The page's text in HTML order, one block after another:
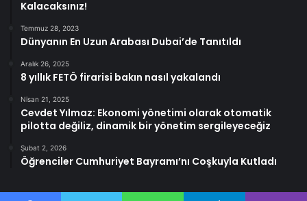
Kalacaksınız!
Temmuz 28, 2023
Dünyanın En Uzun Arabası Dubai’de Tanıtıldı
Aralık 26, 2025
8 yıllık FETÖ firarisi bakın nasıl yakalandı
Nisan 21, 2025
Cevdet Yılmaz: Ekonomi yönetimi olarak otomatik
pilotta değiliz, dinamik bir yönetim sergileyeceğiz
Şubat 2, 2026
Öğrenciler Cumhuriyet Bayramı’nı Coşkuyla Kutladı